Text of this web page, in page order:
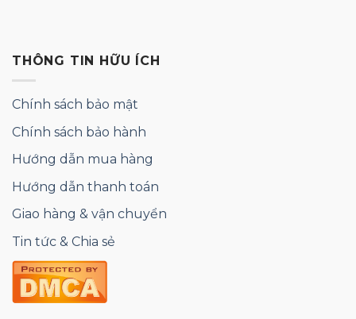
THÔNG TIN HỮU ÍCH
Chính sách bảo mật
Chính sách bảo hành
Hướng dẫn mua hàng
Hướng dẫn thanh toán
Giao hàng & vận chuyển
Tin tức & Chia sẻ